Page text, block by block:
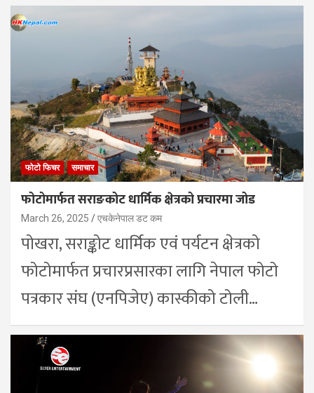
फोटो फिचर समाचार
फोटोमार्फत सराङकोट धार्मिक क्षेत्रको प्रचारमा जोड
March 26, 2025 एचकेनेपाल डट कम
पोखरा, सराङ्कोट धार्मिक एवं पर्यटन क्षेत्रको
फोटोमार्फत प्रचारप्रसारका लागि नेपाल फोटो
पत्रकार संघ (एनपिजेए) कास्कीको टोली…